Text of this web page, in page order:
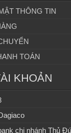
THÔNG TIN
TOÁN
KHOẢN
chi nhánh Thủ